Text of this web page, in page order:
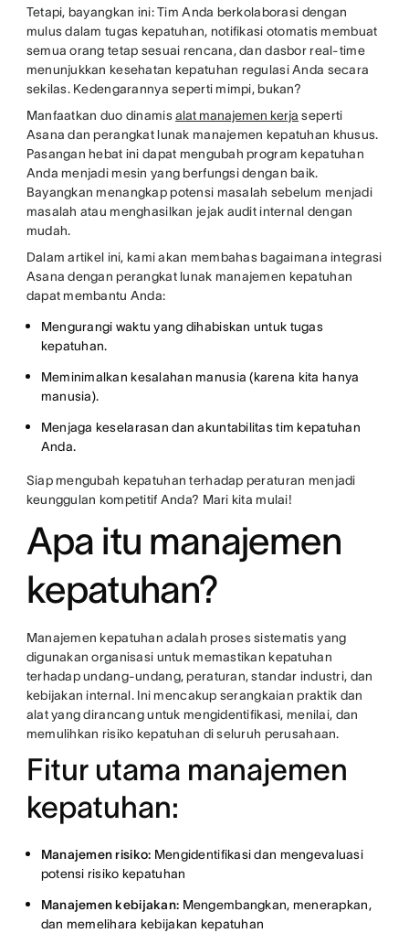
Tetapi, bayangkan ini: Tim Anda berkolaborasi dengan
mulus dalam tugas kepatuhan, notifikasi otomatis membuat
semua orang tetap sesuai rencana, dan dasbor real-time
menunjukkan kesehatan kepatuhan regulasi Anda secara
sekilas. Kedengarannya seperti mimpi, bukan?
Manfaatkan duo dinamisalat manajemen kerja seperti
Asana dan perangkat lunak manajemen kepatuhan khusus.
Pasangan hebat ini dapat mengubah program kepatuhan
Anda menjadi mesin yang berfungsi dengan baik.
Bayangkan menangkap potensi masalah sebelum menjadi
masalah atau menghasilkan jejak audit internal dengan
mudah.
Dalam artikel ini, kami akan membahas bagaimana integrasi
Asana dengan perangkat lunak manajemen kepatuhan
dapat membantu Anda:
Mengurangi waktu yang dihabiskan untuk tugas
kepatuhan.
Meminimalkan kesalahan manusia (karena kita hanya
manusia).
Menjaga keselarasan dan akuntabilitas tim kepatuhan
Anda.
Siap mengubah kepatuhan terhadap peraturan menjadi
keunggulan kompetitif Anda? Mari kita mulai!
Apa itu manajemen
kepatuhan?
Manajemen kepatuhan adalah proses sistematis yang
digunakan organisasi untuk memastikan kepatuhan
terhadap undang-undang, peraturan, standar industri, dan
kebijakan internal. Ini mencakup serangkaian praktik dan
alat yang dirancang untuk mengidentifikasi, menilai, dan
memulihkan risiko kepatuhan di seluruh perusahaan.
Fitur utama manajemen
kepatuhan:
Manajemen risiko: Mengidentifikasi dan mengevaluasi
potensi risiko kepatuhan
Manajemen kebijakan: Mengembangkan, menerapkan,
dan memelihara kebijakan kepatuhan